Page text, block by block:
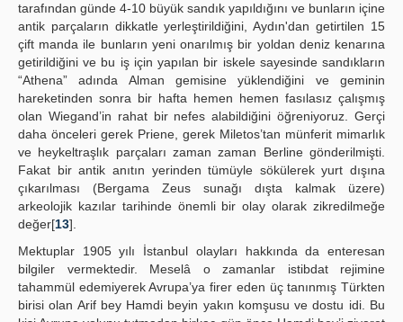
tarafından günde 4-10 büyük sandık yapıldığını ve bunların içine
antik parçaların dikkatle yerleştirildiğini, Aydın'dan getirtilen 15
çift manda ile bunların yeni onarılmış bir yoldan deniz kenarına
getirildiğini ve bu iş için yapılan bir iskele sayesinde sandıkların
“Athena” adında Alman gemisine yüklendiğini ve geminin
hareketinden sonra bir hafta hemen hemen fasılasız çalışmış
olan Wiegand’in rahat bir nefes alabildiğini öğreniyoruz. Gerçi
daha önceleri gerek Priene, gerek Miletos’tan münferit mimarlık
ve heykeltraşlık parçaları zaman zaman Berline gönderilmişti.
Fakat bir antik anıtın yerinden tümüyle sökülerek yurt dışına
çıkarılması (Bergama Zeus sunağı dışta kalmak üzere)
arkeolojik kazılar tarihinde önemli bir olay olarak zikredilmeğe
değer[13].
Mektuplar 1905 yılı İstanbul olayları hakkında da enteresan
bilgiler vermektedir. Meselâ o zamanlar istibdat rejimine
tahammül edemiyerek Avrupa’ya firer eden üç tanınmış Türkten
birisi olan Arif bey Hamdi beyin yakın komşusu ve dostu idi. Bu